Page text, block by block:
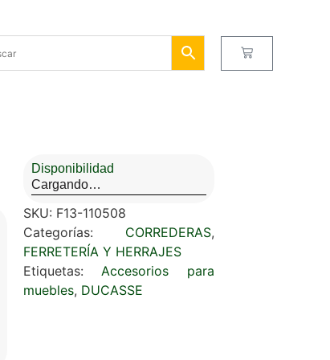
Disponibilidad
Cargando…
SKU: F13-110508
Categorías: CORREDERAS,
FERRETERÍA Y HERRAJES
Etiquetas:Accesorios para
muebles, DUCASSE